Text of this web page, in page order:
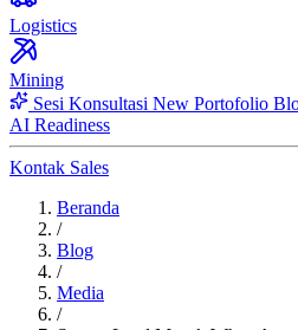
Logistics
Mining
Sesi Konsultasi New Portofolio
AI Readiness
Kontak Sales
Beranda
/
Blog
/
Media
/